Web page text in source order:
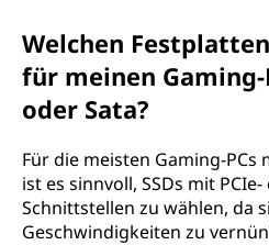
Welchen
für meinen Gaming-
oder Sata?
Für die meisten Gaming-
ist es sinnvoll, SSDs mit
Schnittstellen zu wählen, da
Geschwindigkeiten zu